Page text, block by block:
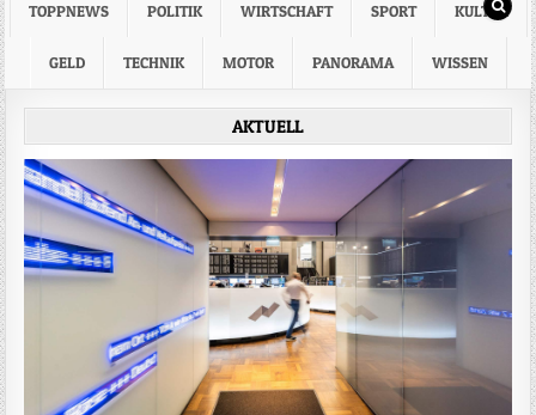
TOPPNEWS POLITIK WIRTSCHAFT SPORT KULTUR
GELD TECHNIK MOTOR PANORAMA WISSEN
AKTUELL